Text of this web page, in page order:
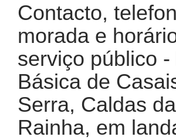
Contacto,
morada e
serviço público
Básica de
Serra, Caldas da
Rainha, em